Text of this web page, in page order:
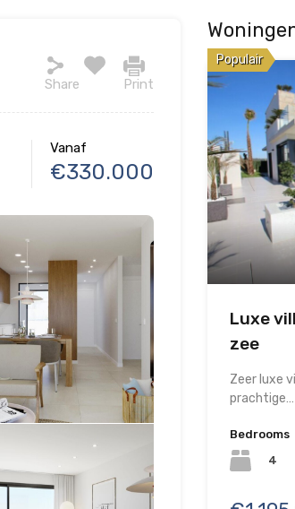
Share
Print
Vanaf
€330.000
Populair
Luxe
zee
Zeer luxe
prachtige…
Bedrooms
4